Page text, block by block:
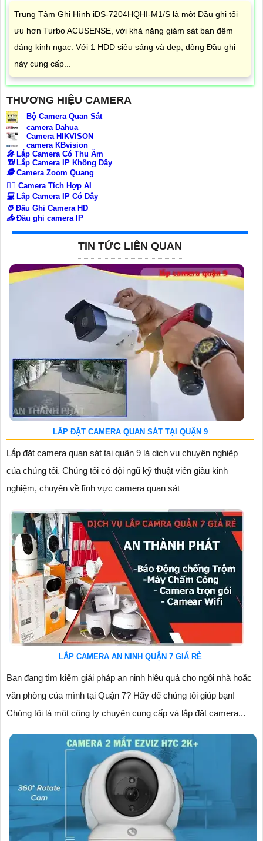
Trung Tâm Ghi Hình iDS-7204HQHI-M1/S là một Đầu ghi tối
ưu hơn Turbo ACUSENSE, với khả năng giám sát ban đêm
đáng kinh ngạc. Với 1 HDD siêu sáng và đẹp, dòng Đầu ghi
này cung cấp...
THƯƠNG HIỆU CAMERA
Bộ Camera Quan Sát
camera Dahua
Camera HIKVISON
camera KBvision
️🎤️ Lắp Camera Có Thu Âm
📶 Lắp Camera IP Không Dây
🕵️Camera Zoom Quang
🧛‍♀️ Camera Tích Hợp AI
💻Lắp Camera IP Có Dây
⚙️Đầu Ghi Camera HD
📥Đầu ghi camera IP
TIN TỨC LIÊN QUAN
LẮP ĐẶT CAMERA QUAN SÁT TẠI QUẬN 9
Lắp đặt camera quan sát tại quận 9 là dịch vụ chuyên nghiệp
của chúng tôi. Chúng tôi có đội ngũ kỹ thuật viên giàu kinh
nghiệm, chuyên về lĩnh vực camera quan sát
LẮP CAMERA AN NINH QUẬN 7 GIÁ RẺ
Bạn đang tìm kiếm giải pháp an ninh hiệu quả cho ngôi nhà hoặc
văn phòng của mình tại Quận 7? Hãy để chúng tôi giúp bạn!
Chúng tôi là một công ty chuyên cung cấp và lắp đặt camera...